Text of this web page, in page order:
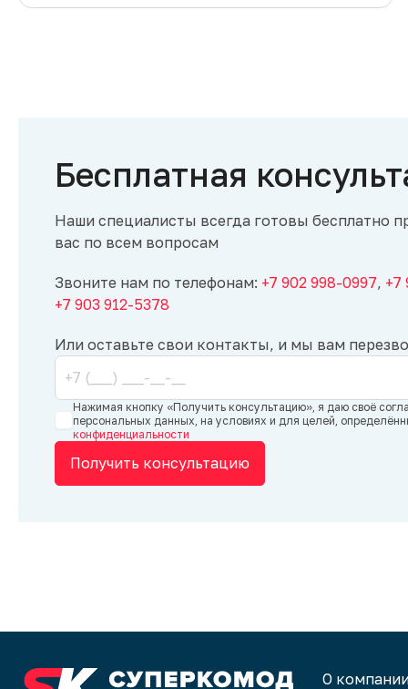
может не радовать.
Бесплатная
Наши специалисты всегда готовы бесплатно
вас по всем вопросам
Звоните нам по телефонам: +7 902 998-0997, +7
+7 903 912-5378
Или оставьте свои контакты, и мы вам
Нажимая кнопку «Получить консультацию», я даю своё
персональных данных, на условиях и для целей,
конфиденциальности
Получить консультацию
О